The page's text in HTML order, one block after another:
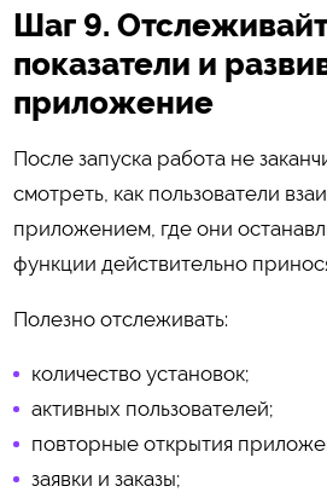
Шаг 9.
показатели и
приложение
После запуска работа не
смотреть, как пользователи
приложением, где они
функции действительно
Полезно отслеживать:
количество установок;
активных пользователей;
повторные открытия
заявки и заказы;